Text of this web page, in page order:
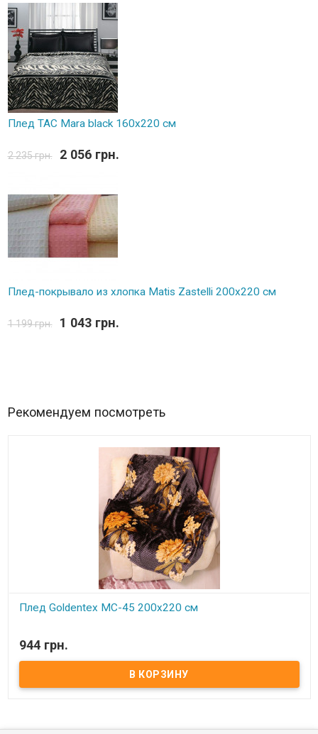
Плед TAC Mara black 160х220 см
2 235 грн. 2 056 грн.
Плед-покрывало из хлопка Matis Zastelli 200x220 см
1 199 грн. 1 043 грн.
Рекомендуем посмотреть
Плед Goldentex MC-45 200x220 см
Плед Goldentex микрофибра 200х220 Размер: 200x220 см. Состав:
микрофибра Производитель: Goldentex (Китай)
944 грн.